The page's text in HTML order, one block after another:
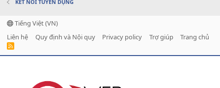
KẾT NỐI TUYỂN DỤNG
Tiếng Việt (VN)
Liên hệ
Quy định và Nội quy Privacy policy Trợ giúp Trang chủ
R